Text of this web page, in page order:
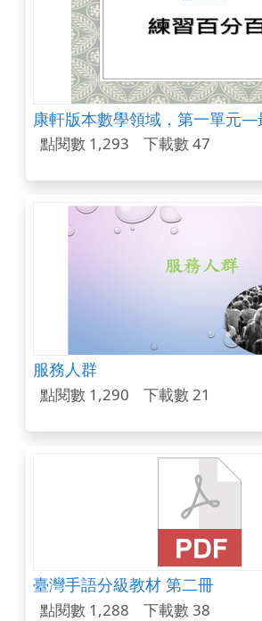
點閱數 1,293 下載數 47
服務人群
點閱數 1,290 下載數 21
臺灣手語分級教材 第二冊
點閱數 1,288 下載數 38